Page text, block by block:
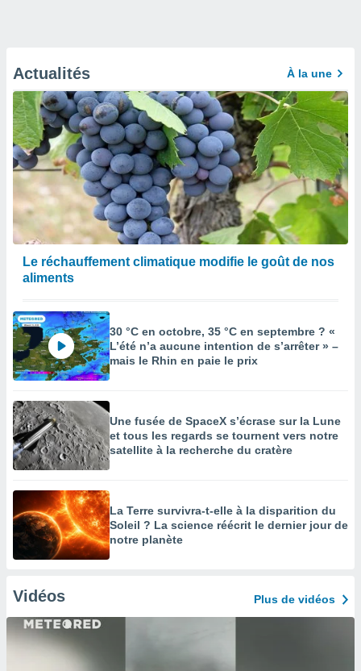
Actualités À la une
Le réchauffement climatique modifie le goût de nos
aliments
30 °C en octobre, 35 °C en septembre ? «
L’été n’a aucune intention de s’arrêter » –
mais le Rhin en paie le prix
Une fusée de SpaceX s’écrase sur la Lune
et tous les regards se tournent vers notre
satellite à la recherche du cratère
La Terre survivra-t-elle à la disparition du
Soleil ? La science réécrit le dernier jour de
notre planète
Vidéos Plus de vidéos